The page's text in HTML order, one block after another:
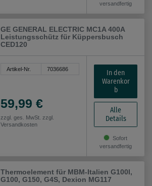
versandfertig
GE GENERAL ELECTRIC MC1A 400A
Leistungsschütz für Küppersbusch
CED120
Artikel-Nr. 7036686
59,99 €
zzgl. ges. MwSt. zzgl.
Versandkosten
In den
Warenkor
b
Alle
Details
Sofort
versandfertig
Thermoelement für MBM-Italien G100I,
G100, G150, G4S, Dexion MG117